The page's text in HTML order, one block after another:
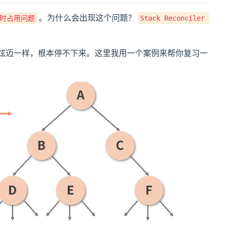
占用问题 。为什么会出现这个问题？
Stack Reconciler
一样，根本停不下来。这里我用一个案例来帮你复习一